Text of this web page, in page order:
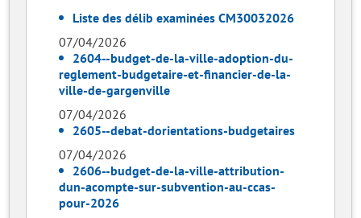
Liste des délib examinées CM30032026
07/04/2026
2604--budget-de-la-ville-adoption-du-
reglement-budgetaire-et-financier-de-la-
ville-de-gargenville
07/04/2026
2605--debat-dorientations-budgetaires
07/04/2026
2606--budget-de-la-ville-attribution-
dun-acompte-sur-subvention-au-ccas-
pour-2026